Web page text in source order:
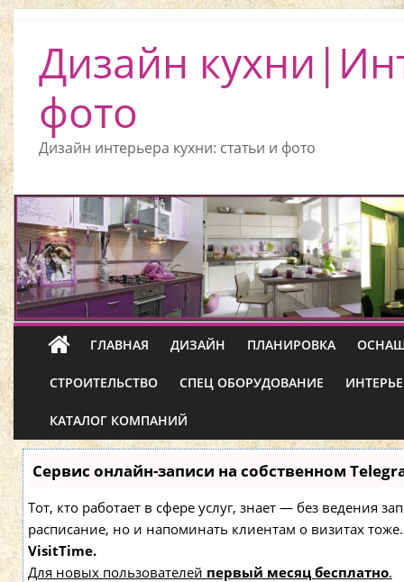
Дизайн
фото
Дизайн интерьера кухни: статьи и фото
ГЛАВНАЯ ДИЗАЙН ПЛАНИРОВКА
СТРОИТЕЛЬСТВО СПЕЦ ОБОРУДОВАНИЕ
КАТАЛОГ КОМПАНИЙ
Сервис онлайн-записи на собственном
Тот, кто работает в сфере услуг, знает — без ведения
расписание, но и напоминать клиентам о визитах
VisitTime.
Для новых пользователей первый месяц бесплатно.